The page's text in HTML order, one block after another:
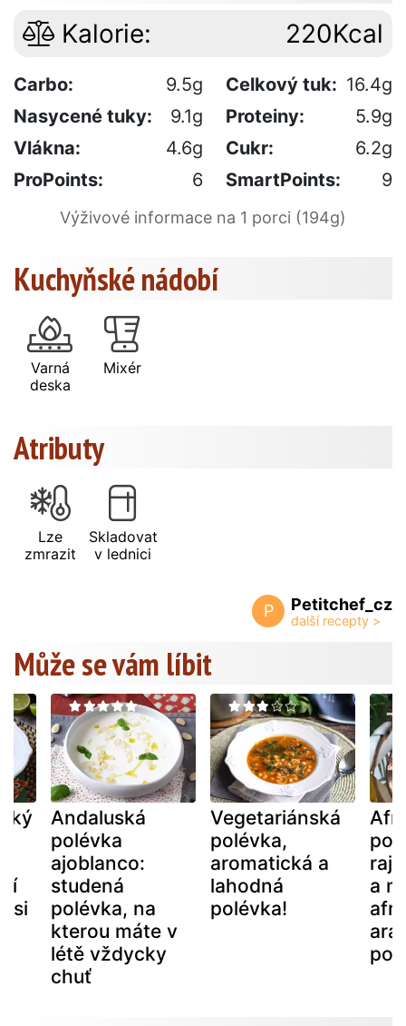
Kalorie: 220Kcal
Carbo: 9.5g Celkový tuk: 16.4g
Nasycené tuky:
9.1g Proteiny:
5.9g
Vlákna:
4.6g Cukr:
6.2g
ProPoints:
6 SmartPoints: 9
Výživové informace na 1 porci (194g)
Kuchyňské nádobí
Varná
deska
Mixér
Atributy
Lze
zmrazit
Skladovat
v lednici
P Petitchef_cz
Může se vám líbit
si
Andaluská
polévka
ajoblanco:
studená
polévka, na
kterou máte v
létě vždycky
chuť
Vegetariánská
polévka,
aromatická a
lahodná
polévka!
a